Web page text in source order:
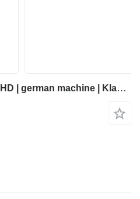
Liebherr R 974 B Litronic HD | german machine | Klappschaufel |